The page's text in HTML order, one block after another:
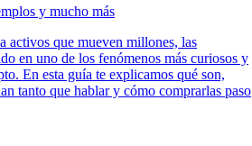
y mucho más
activos que mueven millones, las
en uno de los fenómenos más curiosos y
En esta guía te explicamos qué son,
tanto que hablar y cómo comprarlas paso